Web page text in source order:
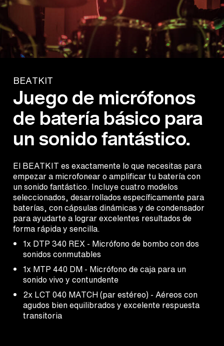
BEATKIT
Juego de micrófonos
de batería básico para
un sonido fantástico.
El BEATKIT es exactamente lo que necesitas para
empezar a microfonear o amplificar tu batería con
un sonido fantástico. Incluye cuatro modelos
seleccionados, desarrollados específicamente para
baterías, con cápsulas dinámicas y de condensador
para ayudarte a lograr excelentes resultados de
forma rápida y sencilla.
1x DTP 340 REX - Micrófono de bombo con dos
sonidos conmutables
1x MTP 440 DM - Micrófono de caja para un
sonido vivo y contundente
2x LCT 040 MATCH (par estéreo) - Aéreos con
agudos bien equilibrados y excelente respuesta
transitoria